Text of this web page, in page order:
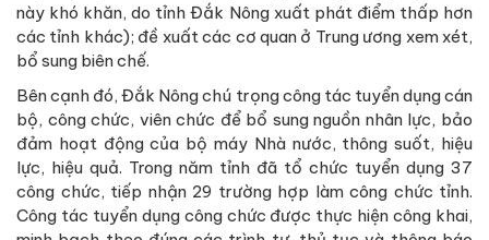
này khó khăn, do tỉnh Đắk Nông xuất phát điểm thấp hơn
các tỉnh khác); đề xuất các cơ quan ở Trung ương xem xét,
bổ sung biên chế.
Bên cạnh đó, Đắk Nông chú trọng công tác tuyển dụng cán
bộ, công chức, viên chức để bổ sung nguồn nhân lực, bảo
đảm hoạt động của bộ máy Nhà nước, thông suốt, hiệu
lực, hiệu quả. Trong năm tỉnh đã tổ chức tuyển dụng 37
công chức, tiếp nhận 29 trường hợp làm công chức tỉnh.
Công tác tuyển dụng công chức được thực hiện công khai,